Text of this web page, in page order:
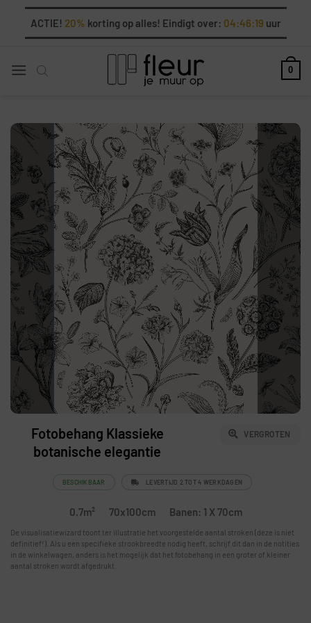
inhoud
ACTIE! 20% korting op alles! Eindigt over: 04:46:18 uur
0
Fotobehang Klassieke
botanische elegantie
VERGROTEN
BESCHIKBAAR LEVERTIJD 2 TOT 4 WERKDAGEN
0.7m² 70x100cm Banen: 1 X 70cm
De visualisatiewizard toont ter illustratie het voorgestelde aantal stroken (deze is niet
definitief!). Als u een specifieke strookbreedte nodig heeft, schrijf dit dan in de notities
in de winkelwagen, anders is het mogelijk dat het fotobehang in een groter of kleiner
aantal stroken wordt afgedrukt.